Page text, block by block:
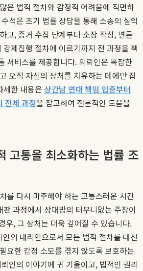
은 법적 절차와 감정적 어려움에 직면하
석은 초기 법률 상담을 통해 소송의 실익
고, 증거 수집 단계부터 소장 작성, 변론
제집행 절차에 이르기까지 전 과정을 책
서비스를 제공합니다. 의뢰인은 복잡한
오직 자신의 상처를 치유하는 데에만 집
세한 내용은 상간남 연대 책임 입증부터
전체 과정을 참고하여 전문적인 도움을
고통을 최소화하는 법률 조
를 다시 마주해야 하는 고통스러운 시간
과정에서 상대방의 터무니없는 주장이
우, 그 상처는 더욱 깊어질 수 있습니다.
인의 대리인으로서 모든 법적 절차를 대신
요한 감정 소모를 겪지 않도록 보호하는
인의 이야기에 귀 기울이고, 법적인 권리